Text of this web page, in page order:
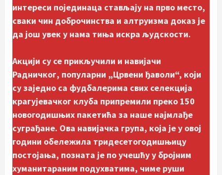
интереси појединаца стављају на прво место,
сваки чин доброчинства и алтруизма доказ је
да још увек у нама тиња искра људскости.
Акцији су се прикључили и навијачи
Радничког, популарни „Црвени ђаволи“, који
су заједно са фудбалерима свих селекција
крагујевачког клуба припремили преко 150
новогодишњих пакетића за наше најмлађе
суграђане. Ова навијачка група, која је у овој
години обележила тридесетогодишњицу
постојања, позната је по учешћу у бројним
хуманитараним подухватима, чиме руши